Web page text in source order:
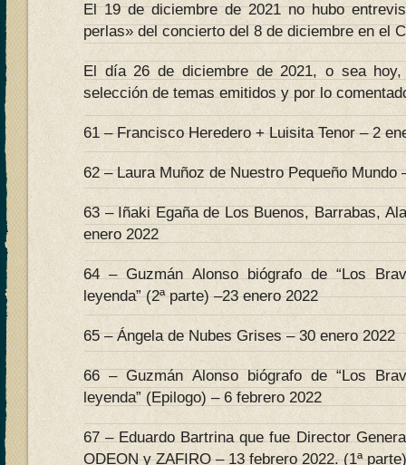
El 19 de diciembre de 2021 no hubo
perlas» del concierto del 8 de diciembre en el
El día 26 de diciembre de 2021, o sea
selección de temas emitidos y por lo
61 – Francisco Heredero + Luisita Tenor – 2
62 – Laura Muñoz de Nuestro Pequeño Mundo
63 – Iñaki Egaña de Los Buenos, Barrabas,
enero 2022
64 – Guzmán Alonso biógrafo de “Los
leyenda” (2ª parte) –23 enero 2022
65 – Ángela de Nubes Grises – 30 enero 2022
66 – Guzmán Alonso biógrafo de “Los
leyenda” (Epilogo) – 6 febrero 2022
67 – Eduardo Bartrina que fue Director
ODEON y ZAFIRO – 13 febrero 2022. (1ª